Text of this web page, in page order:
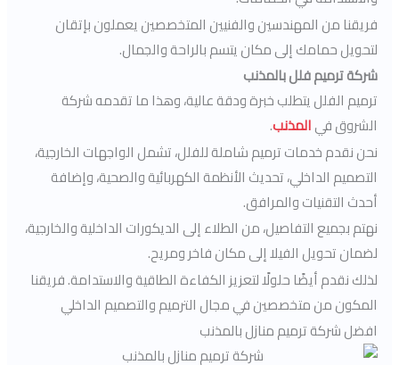
فريقنا من المهندسين والفنيين المتخصصين يعملون بإتقان
لتحويل حمامك إلى مكان يتسم بالراحة والجمال.
شركة ترميم فلل بالمذنب
ترميم الفلل يتطلب خبرة ودقة عالية، وهذا ما تقدمه شركة
الشروق فيالمذنب.
نحن نقدم خدمات ترميم شاملة للفلل، تشمل الواجهات الخارجية،
التصميم الداخلي، تحديث الأنظمة الكهربائية والصحية، وإضافة
أحدث التقنيات والمرافق.
نهتم بجميع التفاصيل، من الطلاء إلى الديكورات الداخلية والخارجية،
لضمان تحويل الفيلا إلى مكان فاخر ومريح.
لذلك نقدم أيضًا حلولًا لتعزيز الكفاءة الطاقية والاستدامة. فريقنا
المكون من متخصصين في مجال الترميم والتصميم الداخلي
افضل شركة ترميم منازل بالمذنب